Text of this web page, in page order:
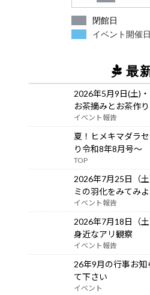
閉館日
イベント開催日
最
2026年5月9日(土)
お茶摘みとお茶作り
イベント報告
夏！ヒメキマダラ
り令和8年8月号～
TOP
2026年7月25日（
ミの羽化をみてみよ
イベント報告
2026年7月18日（
身近なアリ観察
イベント報告
26年9月の行事お知
て下さい
イベント